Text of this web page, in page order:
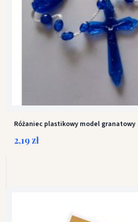
Różaniec plastikowy model granatowy
2,19 zł